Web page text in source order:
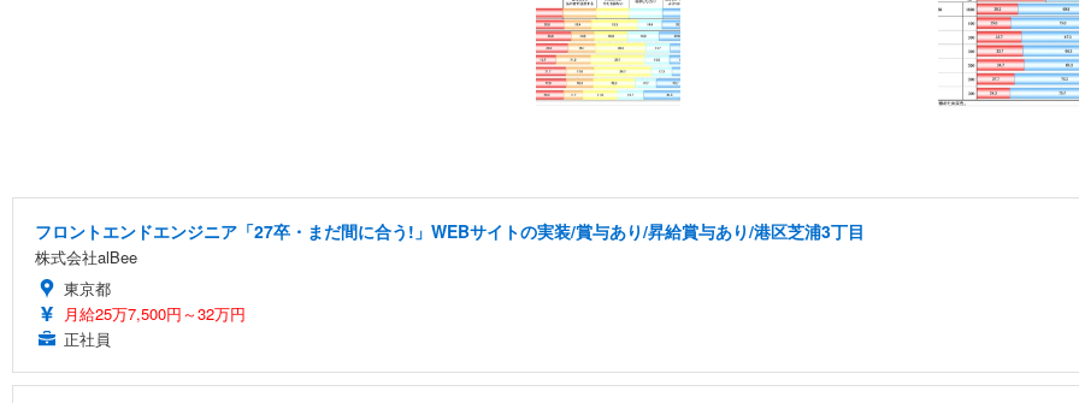
フロントエンドエンジニア「27卒・まだ間に合う!」WEBサイトの実装/賞与あり/昇給賞与あり/港区芝浦3丁目
株式会社alBee
東京都
月給25万7,500円～32万円
正社員